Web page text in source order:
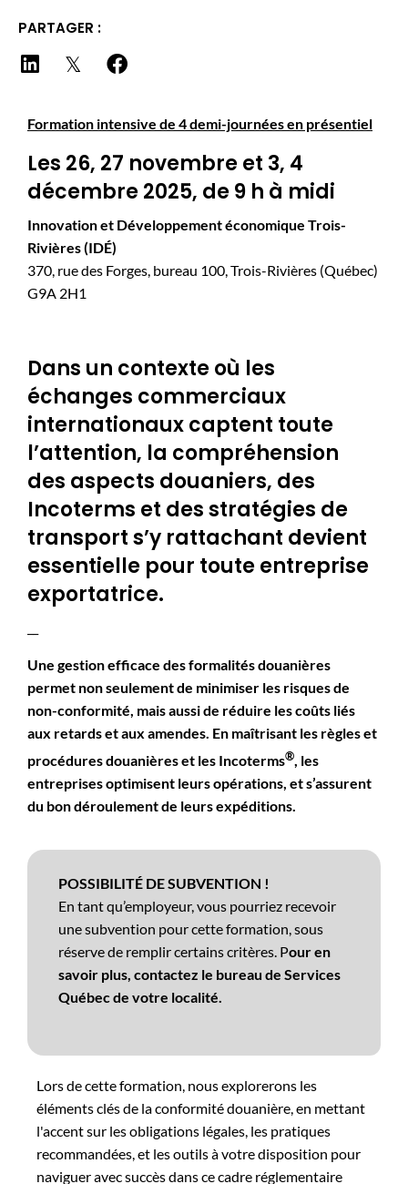
PARTAGER :
Formation intensive de 4 demi-journées en présentiel
Les 26, 27 novembre et 3, 4
décembre 2025, de 9 h à midi
Innovation et Développement économique Trois-
Rivières (IDÉ)
370, rue des Forges, bureau 100, Trois-Rivières (Québec)
G9A 2H1
Dans un contexte où les
échanges commerciaux
internationaux captent toute
l’attention, la compréhension
des aspects douaniers, des
Incoterms et des stratégies de
transport s’y rattachant devient
essentielle pour toute entreprise
exportatrice.
Une gestion efficace des formalités douanières
permet non seulement de minimiser les risques de
non-conformité, mais aussi de réduire les coûts liés
aux retards et aux amendes. En maîtrisant les règles et
procédures douanières et les Incoterms® , les
entreprises optimisent leurs opérations, et s’assurent
du bon déroulement de leurs expéditions.
POSSIBILITÉ DE SUBVENTION !
En tant qu’employeur, vous pourriez recevoir
une subvention pour cette formation, sous
réserve de remplir certains critères. Pour en
savoir plus, contactez le bureau de Services
Québec de votre localité.
Lors de cette formation, nous explorerons les
éléments clés de la conformité douanière, en mettant
l'accent sur les obligations légales, les pratiques
recommandées, et les outils à votre disposition pour
naviguer avec succès dans ce cadre réglementaire